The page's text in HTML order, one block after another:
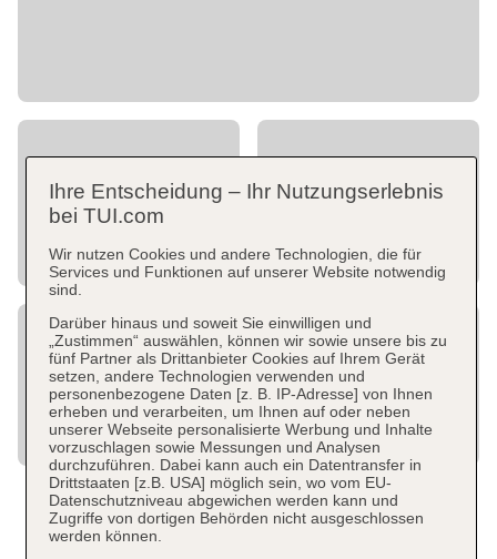
Ihre Entscheidung – Ihr Nutzungserlebnis
bei TUI.com
Wir nutzen Cookies und andere Technologien, die für
Services und Funktionen auf unserer Website notwendig
sind.
Darüber hinaus und soweit Sie einwilligen und
„Zustimmen“ auswählen, können wir sowie unsere bis zu
fünf Partner als Drittanbieter Cookies auf Ihrem Gerät
setzen, andere Technologien verwenden und
personenbezogene Daten [z. B. IP-Adresse] von Ihnen
erheben und verarbeiten, um Ihnen auf oder neben
unserer Webseite personalisierte Werbung und Inhalte
vorzuschlagen sowie Messungen und Analysen
durchzuführen. Dabei kann auch ein Datentransfer in
Drittstaaten [z.B. USA] möglich sein, wo vom EU-
Datenschutzniveau abgewichen werden kann und
Zugriffe von dortigen Behörden nicht ausgeschlossen
werden können.